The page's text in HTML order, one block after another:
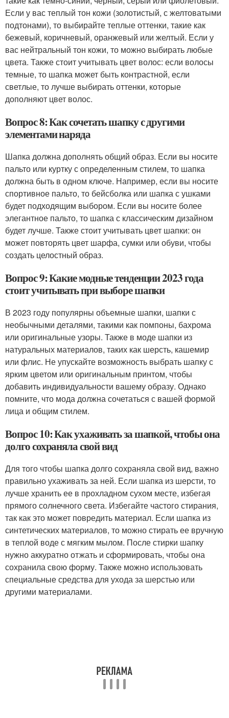
Если у вас теплый тон кожи (золотистый, с желтоватыми
подтонами), то выбирайте теплые оттенки, такие как
бежевый, коричневый, оранжевый или желтый. Если у
вас нейтральный тон кожи, то можно выбирать любые
цвета. Также стоит учитывать цвет волос: если волосы
темные, то шапка может быть контрастной, если
светлые, то лучше выбирать оттенки, которые
дополняют цвет волос.
Вопрос 8: Как сочетать шапку с другими
элементами наряда
Шапка должна дополнять общий образ. Если вы носите
пальто или куртку с определенным стилем, то шапка
должна быть в одном ключе. Например, если вы носите
спортивное пальто, то бейсболка или шапка с ушками
будет подходящим выбором. Если вы носите более
элегантное пальто, то шапка с классическим дизайном
будет лучше. Также стоит учитывать цвет шапки: он
может повторять цвет шарфа, сумки или обуви, чтобы
создать целостный образ.
Вопрос 9: Какие модные тенденции 2023 года
стоит учитывать при выборе шапки
В 2023 году популярны объемные шапки, шапки с
необычными деталями, такими как помпоны, бахрома
или оригинальные узоры. Также в моде шапки из
натуральных материалов, таких как шерсть, кашемир
или флис. Не упускайте возможность выбрать шапку с
ярким цветом или оригинальным принтом, чтобы
добавить индивидуальности вашему образу. Однако
помните, что мода должна сочетаться с вашей формой
лица и общим стилем.
Вопрос 10: Как ухаживать за шапкой, чтобы она
долго сохраняла свой вид
Для того чтобы шапка долго сохраняла свой вид, важно
правильно ухаживать за ней. Если шапка из шерсти, то
лучше хранить ее в прохладном сухом месте, избегая
прямого солнечного света. Избегайте частого стирания,
так как это может повредить материал. Если шапка из
синтетических материалов, то можно стирать ее вручную
в теплой воде с мягким мылом. После стирки шапку
нужно аккуратно отжать и сформировать, чтобы она
сохранила свою форму. Также можно использовать
специальные средства для ухода за шерстью или
другими материалами.